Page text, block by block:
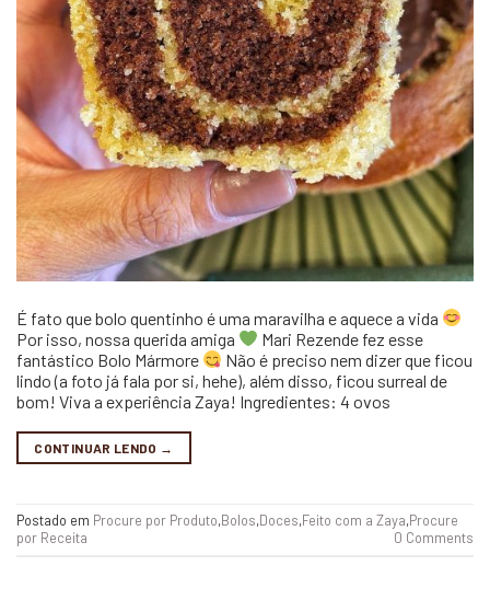
É fato que bolo quentinho é uma maravilha e aquece a vida
Por isso, nossa querida amiga
Mari Rezende fez esse
fantástico Bolo Mármore
Não é preciso nem dizer que ficou
lindo (a foto já fala por si, hehe), além disso, ficou surreal de
bom! Viva a experiência Zaya! Ingredientes: 4 ovos
CONTINUAR LENDO →
Postado em Procure por Produto,Bolos,Doces,Feito com a Zaya,Procure
por Receita
0 Comments